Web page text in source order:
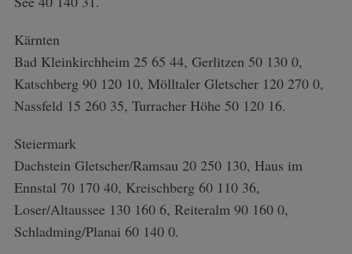
Kärnten
Bad Kleinkirchheim 25 65 44, Gerlitzen 50 130 0,
Katschberg 90 120 10, Mölltaler Gletscher 120 270 0,
Nassfeld 15 260 35, Turracher Höhe 50 120 16.
Steiermark
Dachstein Gletscher/Ramsau 20 250 130, Haus im
Ennstal 70 170 40, Kreischberg 60 110 36,
Loser/Altaussee 130 160 6, Reiteralm 90 160 0,
Schladming/Planai 60 140 0.